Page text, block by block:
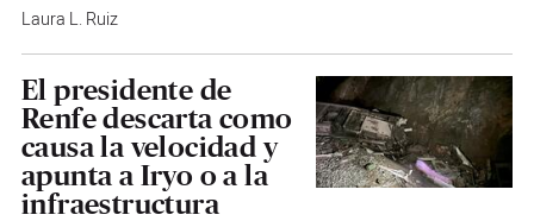
Laura L. Ruiz
El presidente de
Renfe descarta como
causa la velocidad y
apunta a Iryo o a la
infraestructura